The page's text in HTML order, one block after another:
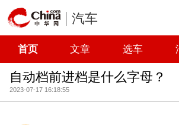
汽车
首页 文章 选车
自动档前进档是什么字母？
2023-07-17 16:18:55